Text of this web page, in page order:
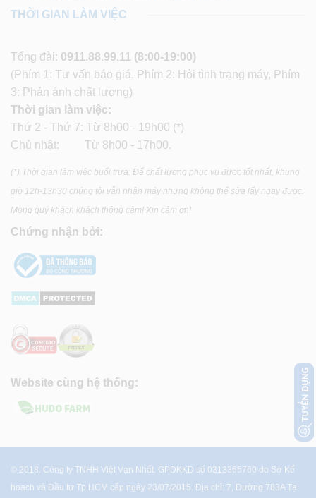
THỜI GIAN LÀM VIỆC
Tổng đài: 0911.88.99.11 (8:00-19:00)
(Phím 1: Tư vấn báo giá, Phím 2: Hỏi tình trạng máy, Phím
3: Phản ánh chất lượng)
Thời gian làm việc:
Thứ 2 - Thứ 7: Từ 8h00 - 19h00 (*)
Chủ nhật: Từ 8h00 - 17h00.
(*) Thời gian làm việc buổi trưa: Để chất lượng phục vụ được tốt nhất, khung
giờ 12h-13h30 chúng tôi vẫn nhận máy nhưng không thể sửa lấy ngay được.
Mong quý khách khách thông cảm! Xin cảm ơn!
Chứng nhận bởi:
Website cùng hệ thống:
© 2018. Công ty TNHH Việt Vạn Nhất. GPDKKD số 0313365760 do Sở Kế
hoạch và Đầu tư Tp.HCM cấp ngày 23/07/2015. Địa chỉ: 7, Đường 783A Tạ